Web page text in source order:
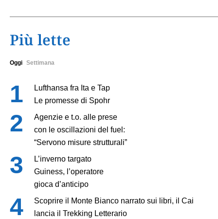
Più lette
Oggi Settimana
Lufthansa fra Ita e Tap
Le promesse di Spohr
Agenzie e t.o. alle prese
con le oscillazioni del fuel:
“Servono misure strutturali”
L’inverno targato
Guiness, l’operatore
gioca d’anticipo
Scoprire il Monte Bianco narrato sui libri, il Cai
lancia il Trekking Letterario